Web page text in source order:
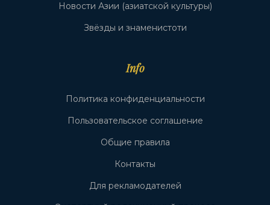
Новости Азии (азиатской культуры)
Звёзды и знаменистоти
Info
Политика конфиденциальности
Пользовательское соглашение
Общие правила
Контакты
Для рекламодателей